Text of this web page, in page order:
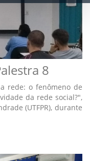
8
rede: o fenômeno de
da rede social?",
(UTFPR), durante